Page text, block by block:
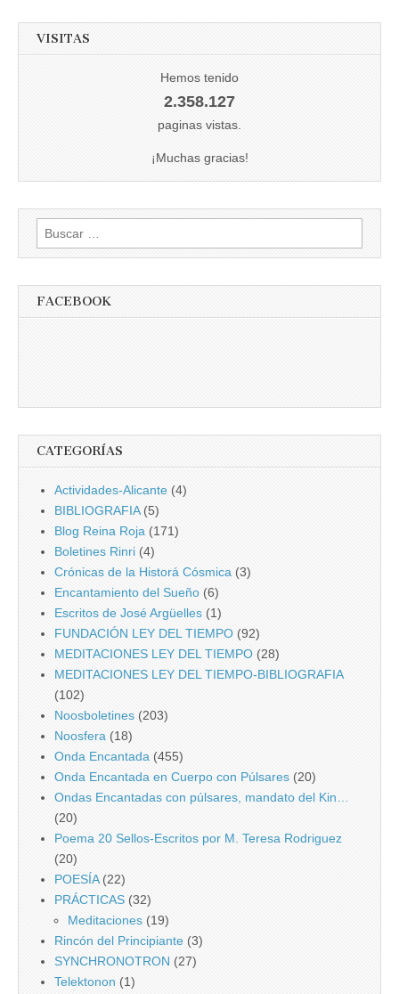
VISITAS
Hemos tenido
2.358.127
paginas vistas.
¡Muchas gracias!
Buscar:
FACEBOOK
CATEGORÍAS
Actividades-Alicante (4)
BIBLIOGRAFIA(5)
Blog Reina Roja (171)
Boletines Rinri (4)
Crónicas de la Historá Cósmica (3)
Encantamiento del Sueño (6)
Escritos de José Argüelles (1)
FUNDACIÓN LEY DEL TIEMPO (92)
MEDITACIONES LEY DEL TIEMPO (28)
MEDITACIONES LEY DEL TIEMPO-BIBLIOGRAFIA
(102)
Noosboletines (203)
Noosfera (18)
Onda Encantada (455)
Onda Encantada en Cuerpo con Púlsares (20)
Ondas Encantadas con púlsares, mandato del Kin…
(20)
Poema 20 Sellos-Escritos por M. Teresa Rodriguez
(20)
POESÍA(22)
PRÁCTICAS (32)
Meditaciones (19)
Rincón del Principiante (3)
SYNCHRONOTRON (27)
Telektonon (1)